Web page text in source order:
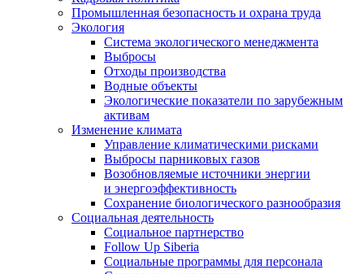
Промышленная безопасность и охрана труда
Экология
Система экологического менеджмента
Выбросы
Отходы производства
Водные объекты
Экологические показатели по зарубежным
активам
Изменение климата
Управление климатическими рисками
Выбросы парниковых газов
Возобновляемые источники энергии
и энергоэффективность
Сохранение биологического разнообразия
Социальная деятельность
Социальное партнерство
Follow Up Siberia
Социальные программы для персонала